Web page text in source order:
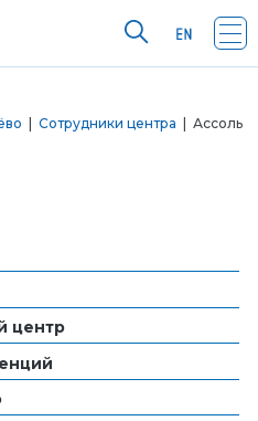
Сотрудники центра | Ассоль
центр